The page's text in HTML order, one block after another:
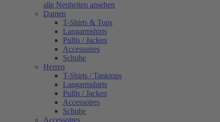
alle Neuheiten ansehen
Damen
T-Shirts & Tops
Langarmshirts
Pullis / Jacken
Accessoires
Schuhe
Herren
T-Shirts / Tanktops
Langarmshirts
Pullis / Jacken
Accessoires
Schuhe
Accessoires